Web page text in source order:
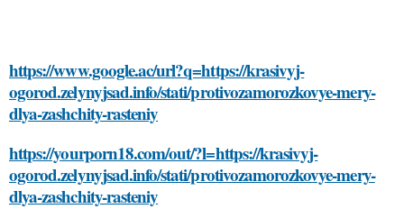
https://www.google.ac/url?q=https://krasivyj-
ogorod.zelynyjsad.info/stati/protivozamorozkovye-mery-
dlya-zashchity-rasteniy
https://yourporn18.com/out/?l=https://krasivyj-
ogorod.zelynyjsad.info/stati/protivozamorozkovye-mery-
dlya-zashchity-rasteniy